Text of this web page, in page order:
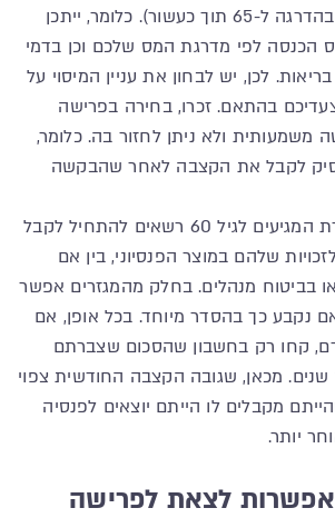
לנשים – הגיל יעלה בהדרגה ל-65 תוך כעשור). כלומר, ייתכן
הכנסה לפי מדרגת המס שלכם וכן בדמי
לכן, יש לבחון את עניין המיסוי על
בהתאם. זכרו, בחירה בפרישה
משמעותית ולא ניתן לחזור בה. כלומר,
לקבל את הקצבה לאחר שהבקשה
כלומר, עובד או עובדת המגיעים לגיל 60 רשאים להתחיל לקבל
שלהם במוצר הפנסיוני, בין אם
או בביטוח מנהלים. בחלק מהמגזרים אפשר
נקבע כך בהסדר מיוחד. בכל אופן, אם
קחו רק בחשבון שהסכום שצברתם
מכאן, שגובה הקצבה החודשית צפוי
מקבלים לו הייתם יוצאים לפנסיה
יותר.
לצאת לפרישה